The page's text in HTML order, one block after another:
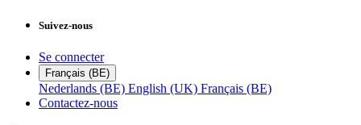
Suivez-nous
Se connecter
Français (BE)
Nederlands (BE) English (UK) Français (BE)
Contactez-nous